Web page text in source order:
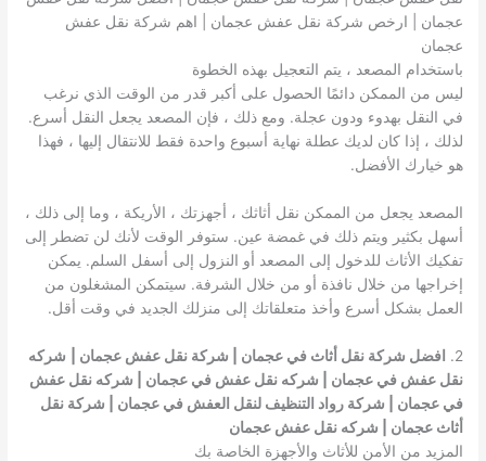
عجمان | ارخص شركة نقل عفش عجمان | اهم شركة نقل عفش
عجمان
باستخدام المصعد ، يتم التعجيل بهذه الخطوة
ليس من الممكن دائمًا الحصول على أكبر قدر من الوقت الذي نرغب
في النقل بهدوء ودون عجلة. ومع ذلك ، فإن المصعد يجعل النقل أسرع.
لذلك ، إذا كان لديك عطلة نهاية أسبوع واحدة فقط للانتقال إليها ، فهذا
هو خيارك الأفضل.
المصعد يجعل من الممكن نقل أثاثك ، أجهزتك ، الأريكة ، وما إلى ذلك ،
أسهل بكثير ويتم ذلك في غمضة عين. ستوفر الوقت لأنك لن تضطر إلى
تفكيك الأثاث للدخول إلى المصعد أو النزول إلى أسفل السلم. يمكن
إخراجها من خلال نافذة أو من خلال الشرفة. سيتمكن المشغلون من
العمل بشكل أسرع وأخذ متعلقاتك إلى منزلك الجديد في وقت أقل.
2. افضل شركة نقل أثاث في عجمان | شركة نقل عفش عجمان |
شركه
نقل عفش في عجمان | شركه نقل عفش في عجمان | شركه نقل عفش
في عجمان | شركة رواد التنظيف لنقل العفش في عجمان | شركة نقل
أثاث عجمان | شركه نقل عفش عجمان
المزيد من الأمن للأثاث والأجهزة الخاصة بك